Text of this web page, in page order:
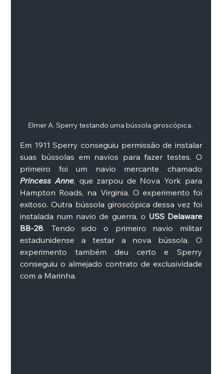
Elmer A. Sperry testando uma bússola giroscópica.
Em 1911 Sperry conseguiu permissão de instalar
suas bússolas em navios para fazer testes. O
Princess Anne, que zarpou de Nova York para
Hampton Roads, na Virginia. O experimento foi
exitoso. Outra bússola giroscópica dessa vez foi
instalada num navio de guerra, o USS Delaware
BB-28. Tendo sido o primeiro navio militar
estadunidense a testar a nova bússola. O
experimento também deu certo e Sperry
conseguiu o almejado contrato de exclusividade
com a Marinha.